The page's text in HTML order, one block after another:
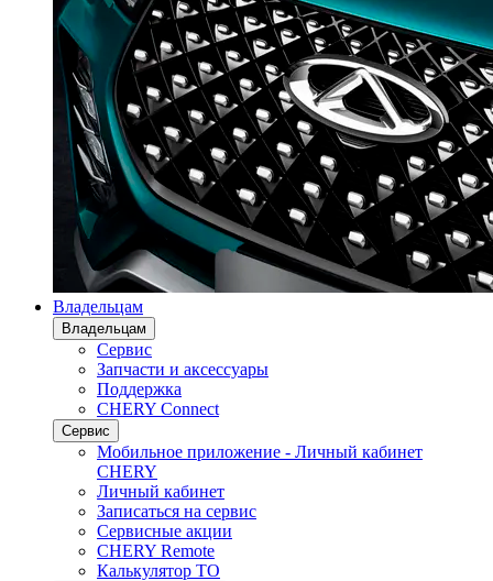
Владельцам
Владельцам
Сервис
Запчасти и аксессуары
Поддержка
CHERY Connect
Сервис
Мобильное приложение - Личный кабинет
CHERY
Личный кабинет
Записаться на сервис
Сервисные акции
CHERY Remote
Калькулятор ТО